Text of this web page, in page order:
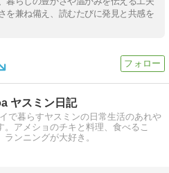
を兼ね備え、読むたびに発見と共感を
ヤスミン日記
で暮らすヤスミンの日常生活のあれや
。アメショのチキと料理、食べるこ
ランニングが大好き。